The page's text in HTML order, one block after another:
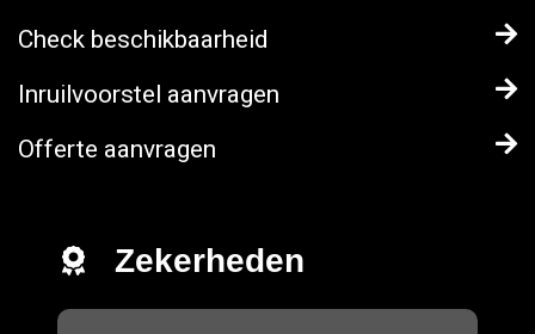
Check beschikbaarheid
Inruilvoorstel aanvragen
Offerte aanvragen
Zekerheden